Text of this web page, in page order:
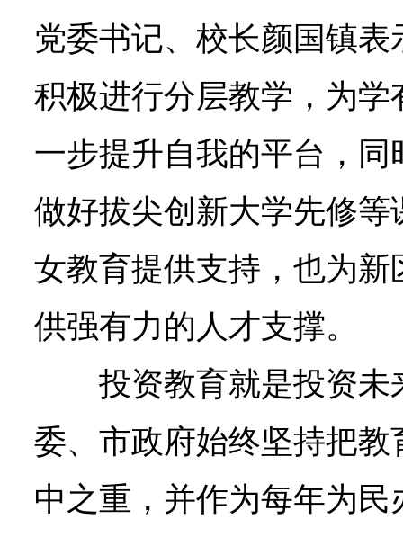
党委书记、校长颜国镇
积极进行分层教学，为
一步提升自我的平台，
做好拔尖创新大学先修
女教育提供支持，也为
供强有力的人才支撑。
投资教育就是投资
委、市政府始终坚持把
中之重，并作为每年为